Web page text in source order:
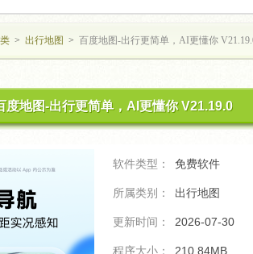
> 出行地图 > 百度地图-出行更简单，AI更懂你
度地图-出行更简单，AI更懂你 V21.19.0
软件类型： 免费软件
所属类别： 出行地图
更新时间： 2026-07-30
程序大小： 210.84MB